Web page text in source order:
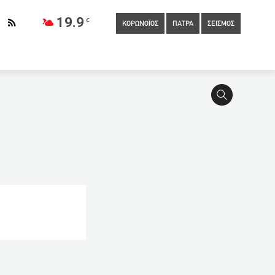
19.9 C
ΚΟΡΩΝΟΪΟΣ ΠΑΤΡΑ ΣΕΙΣΜΟΣ
Βλήματα από στρατιωτική άσκηση σκότωσαν
Σολτς: Θα υπάρξει μεγάλη